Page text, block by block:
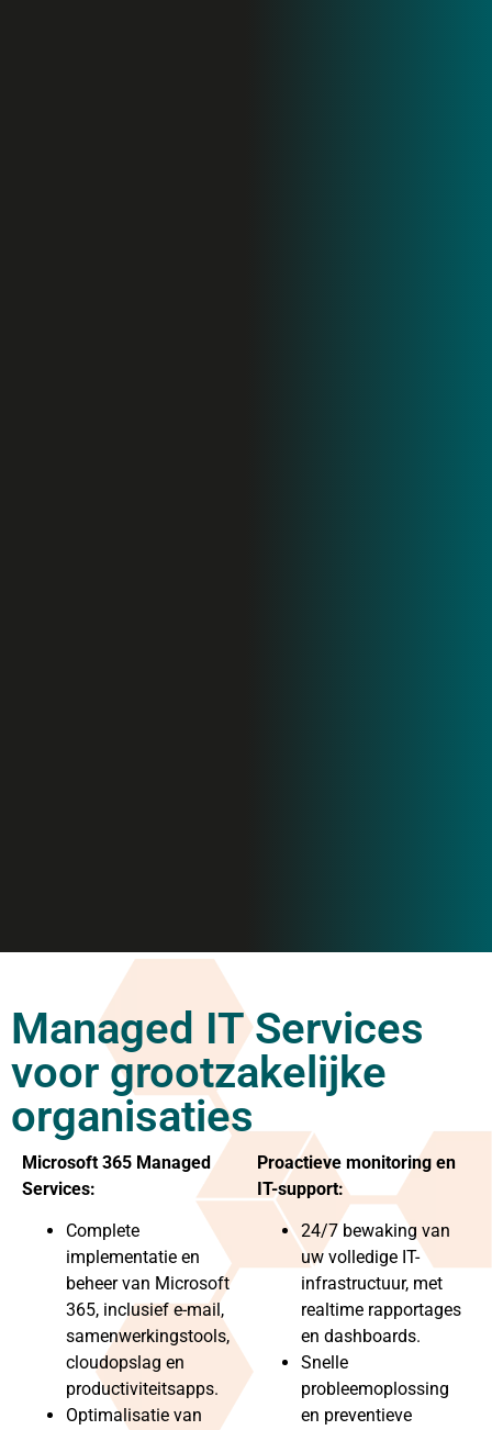
Managed IT Services
voor grootzakelijke
organisaties
Microsoft 365 Managed
Services:
Complete
implementatie en
beheer van Microsoft
365, inclusief e-mail,
samenwerkingstools,
cloudopslag en
productiviteitsapps.
Optimalisatie van
Proactieve monitoring en
IT-support:
24/7 bewaking van
uw volledige IT-
infrastructuur, met
realtime rapportages
en dashboards.
Snelle
probleemoplossing
en preventieve